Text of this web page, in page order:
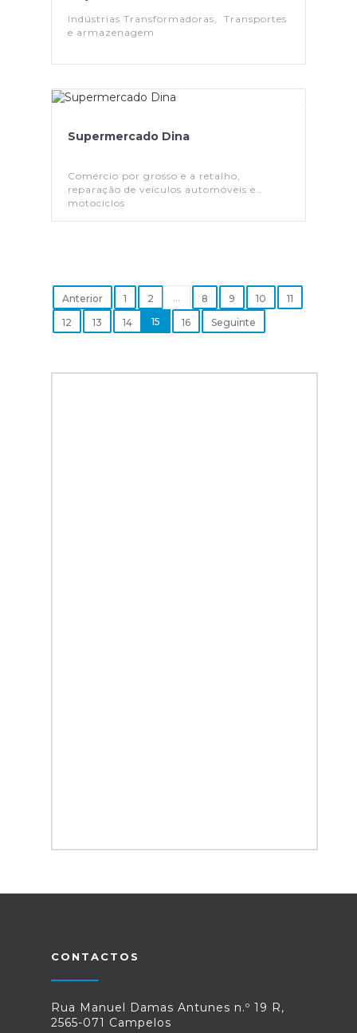
Indústrias Transformadoras, Transportes
e armazenagem
Supermercado Dina
Comércio por grosso e a retalho,
reparação de veículos automóveis e
motociclos
Anterior 1 2 ... 8 9 10
11
12
13 14 15 16 Seguinte
CONTACTOS
Rua Manuel Damas Antunes n.º 19 R,
2565-071 Campelos